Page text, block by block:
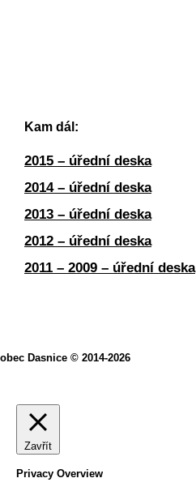
Kam dál:
2015 – úřední deska
2014 – úřední deska
2013 – úřední deska
2012 – úřední deska
2011 – 2009 – úřední deska
obec Dasnice © 2014-2026
Zavřít
Privacy Overview